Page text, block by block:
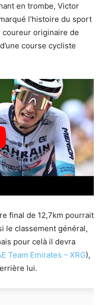
en trombe, Victor
l’histoire du sport
coureur originaire de
course cycliste
final de 12,7km pourrait
le classement général,
pour celà il devra
Team Emirates – XRG),
lui.